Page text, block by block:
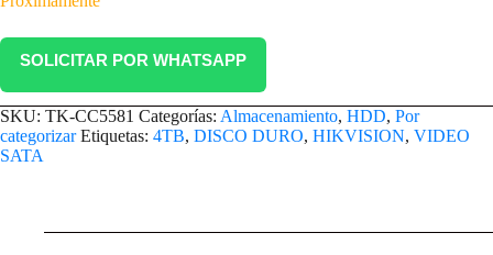
SOLICITAR POR WHATSAPP
SKU: TK-CC5581 Categorías: Almacenamiento, HDD, Por
categorizar Etiquetas: 4TB, DISCO DURO, HIKVISION, VIDEO
SATA